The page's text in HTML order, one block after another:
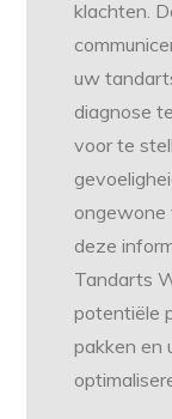
klachten.
uw
diagnose
voor te
ongewone
deze
Tandarts
potentiële
pakken en